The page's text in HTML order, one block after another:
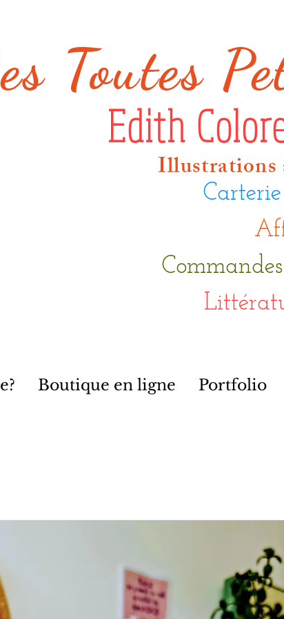
Toutes
Edith
Illustrations
Boutique en ligne Portfolio